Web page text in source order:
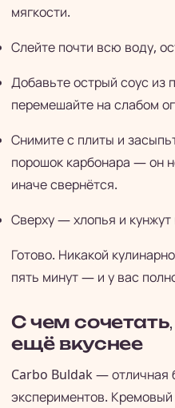
мягкости.
Слейте почти всю воду,
Добавьте острый соус из
перемешайте на слабом
Снимите с плиты и
порошок карбонара — он
иначе свернётся.
Сверху — хлопья и
Готово. Никакой
пять минут — и у вас
С чем
ещё вкуснее
Carbo Buldak — отличная
экспериментов.